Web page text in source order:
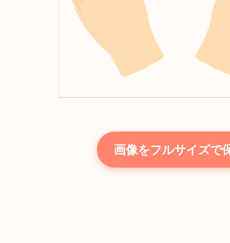
画像をフルサイズで